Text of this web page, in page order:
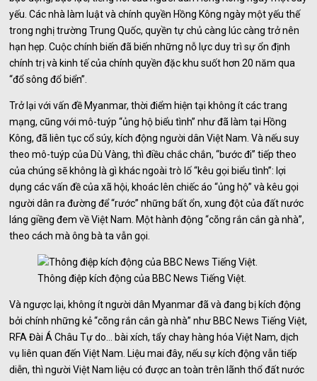
yếu. Các nhà làm luật và chính quyền Hồng Kông ngày một yếu thế
trong nghị trường Trung Quốc, quyền tự chủ càng lúc càng trở nên
hạn hẹp. Cuộc chính biến đã biến những nỗ lực duy trì sự ổn định
chính trị và kinh tế của chính quyền đặc khu suốt hơn 20 năm qua
“đổ sông đổ biển”.
Trở lại với vấn đề Myanmar, thời điểm hiện tại không ít các trang
mạng, cũng với mô-tuýp “ủng hộ biểu tình” như đã làm tại Hồng
Kông, đã liên tục cổ súy, kích động người dân Việt Nam. Và nếu suy
theo mô-tuýp của Dù Vàng, thì điều chắc chắn, “bước đi” tiếp theo
của chúng sẽ không là gì khác ngoài trò lố “kêu gọi biểu tình”: lợi
dụng các vấn đề của xã hội, khoác lên chiếc áo “ủng hộ” và kêu gọi
người dân ra đường để “rước” những bất ổn, xung đột của đất nước
láng giềng đem về Việt Nam. Một hành động “cõng rắn cắn gà nhà”,
theo cách mà ông bà ta vẫn gọi.
Thông điệp kích động của BBC News Tiếng Việt.
Và ngược lại, không ít người dân Myanmar đã và đang bị kích động
bởi chính những kẻ “cõng rắn cắn gà nhà” như BBC News Tiếng Việt,
RFA Đài Á Châu Tự do… bài xích, tẩy chay hàng hóa Việt Nam, dịch
vụ liên quan đến Việt Nam. Liệu mai đây, nếu sự kích động vẫn tiếp
diễn, thì người Việt Nam liệu có được an toàn trên lãnh thổ đất nước